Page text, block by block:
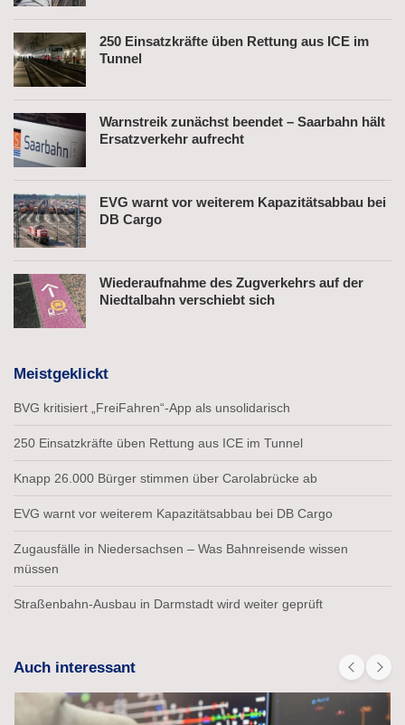
250 Einsatzkräfte üben Rettung aus ICE im
Tunnel
Warnstreik zunächst beendet – Saarbahn hält
Ersatzverkehr aufrecht
EVG warnt vor weiterem Kapazitätsabbau bei
DB Cargo
Wiederaufnahme des Zugverkehrs auf der
Niedtalbahn verschiebt sich
Meistgeklickt
BVG kritisiert „FreiFahren“-App als unsolidarisch
250 Einsatzkräfte üben Rettung aus ICE im Tunnel
Knapp 26.000 Bürger stimmen über Carolabrücke ab
EVG warnt vor weiterem Kapazitätsabbau bei DB Cargo
Zugausfälle in Niedersachsen – Was Bahnreisende wissen
müssen
Straßenbahn-Ausbau in Darmstadt wird weiter geprüft
Auch interessant